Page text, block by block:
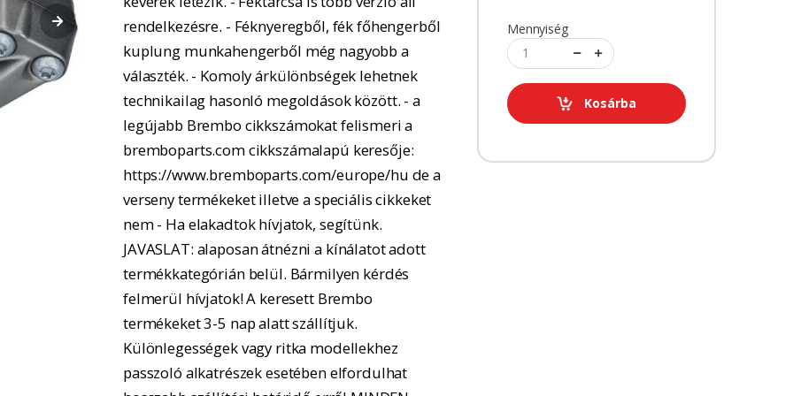
rendelkezésre. - Féknyeregből, fék főhengerből
kuplung munkahengerből még nagyobb a
választék. - Komoly árkülönbségek lehetnek
technikailag hasonló megoldások között. - a
legújabb Brembo cikkszámokat felismeri a
bremboparts.com cikkszámalapú keresője:
https://www.bremboparts.com/europe/hu de a
verseny termékeket illetve a speciális cikkeket
nem - Ha elakadtok hívjatok, segítünk.
JAVASLAT: alaposan átnézni a kínálatot adott
termékkategórián belül. Bármilyen kérdés
felmerül hívjatok! A keresett Brembo
termékeket 3-5 nap alatt szállítjuk.
Különlegességek vagy ritka modellekhez
passzoló alkatrészek esetében elfordulhat
Mennyiség
Kosárba